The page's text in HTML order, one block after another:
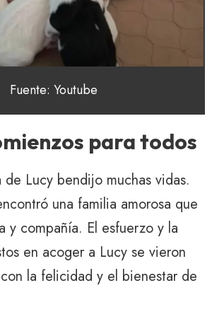
Fuente: Youtube
para todos
de Lucy bendijo muchas vidas.
una familia amorosa que
y compañía. El esfuerzo y la
en acoger a Lucy se vieron
la felicidad y el bienestar de